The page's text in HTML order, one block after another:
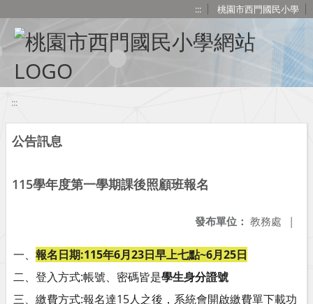
::: 桃園市西門國民小學
:::
公告訊息
115學年度第一學期課後照顧班報名
發布單位： 教務處 |
一、 報名日期:115年6月23日早上七點~6月25日
二、登入方式:帳號、密碼皆是學生身分證號
三、繳費方式:報名達15人之後，系統會開啟繳費單下載功